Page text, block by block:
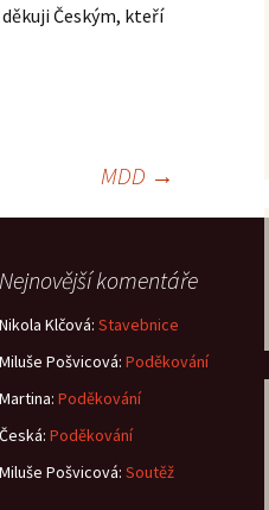
Českým, kteří
MDD →
Nejnovější komentáře
Nikola Klčová: Stavebnice
Miluše Pošvicová: Poděkování
Martina: Poděkování
Česká: Poděkování
Miluše Pošvicová: Soutěž